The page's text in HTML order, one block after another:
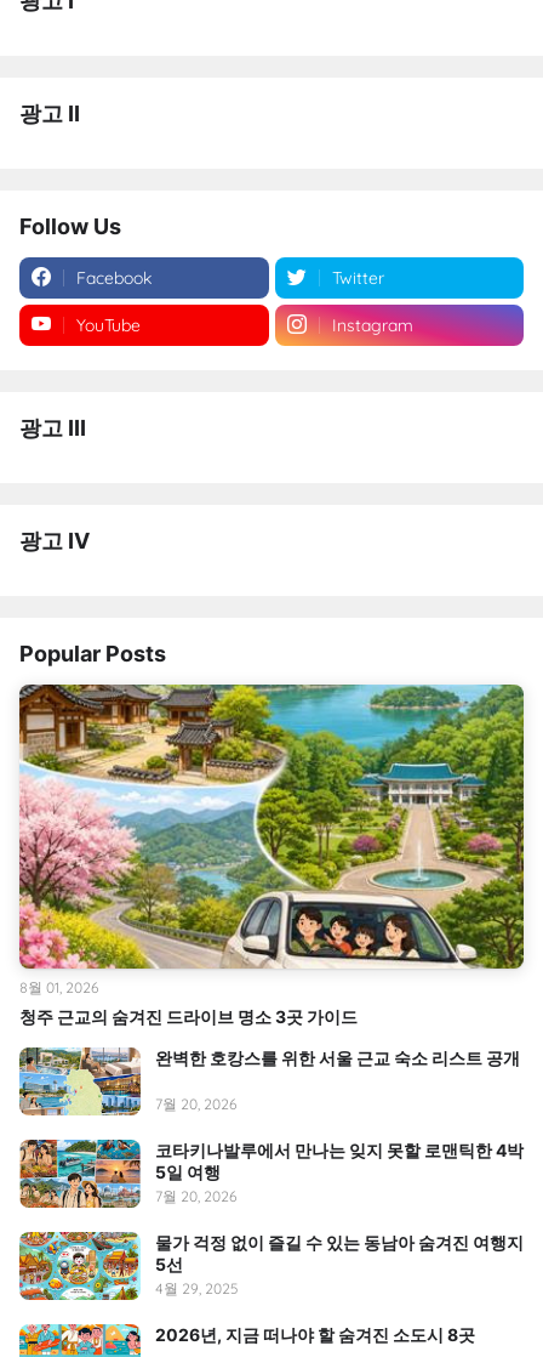
광고 II
Follow Us
Facebook Twitter
YouTube Instagram
광고 III
광고 IV
Popular Posts
청주 근교의 숨겨진 드라이브 명소 3곳 가이드
8월 01, 2026
완벽한 호캉스를 위한 서울 근교 숙소 리스트 공개
7월 20, 2026
코타키나발루에서 만나는 잊지 못할 로맨틱한 4박
5일 여행
7월 20, 2026
물가 걱정 없이 즐길 수 있는 동남아 숨겨진 여행지
5선
4월 29, 2025
2026년, 지금 떠나야 할 숨겨진 소도시 8곳